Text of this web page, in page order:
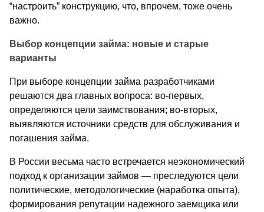
“настроить” конструкцию, что, впрочем, тоже очень
важно.
Выбор концепции займа: новые и старые
варианты
При выборе концепции займа разработчиками
решаются два главных вопроса: во-первых,
определяются цели заимствования; во-вторых,
выявляются источники средств для обслуживания и
погашения займа.
В России весьма часто встречается неэкономический
подход к организации займов — преследуются цели
политические, методологические (наработка опыта),
формирования репутации надежного заемщика или